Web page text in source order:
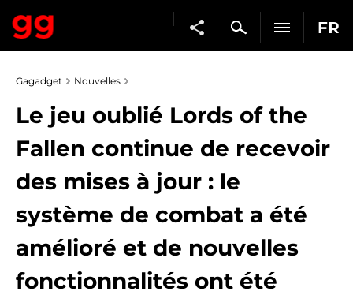
FR
Gagadget Nouvelles
Le jeu oublié Lords of the
Fallen continue de recevoir
des mises à jour : le
système de combat a été
amélioré et de nouvelles
fonctionnalités ont été